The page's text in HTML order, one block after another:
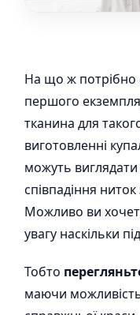
На що ж потрібно
першого
тканина для
виготовленні
можуть виглядати
співпадіння
Можливо ви
увагу наскільки
Тобто
маючи